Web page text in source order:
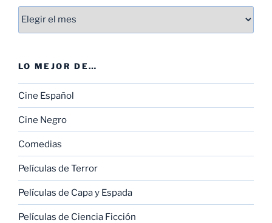
Entradas
LO MEJOR DE…
Cine Español
Cine Negro
Comedias
Películas de Terror
Películas de Capa y Espada
Películas de Ciencia Ficción